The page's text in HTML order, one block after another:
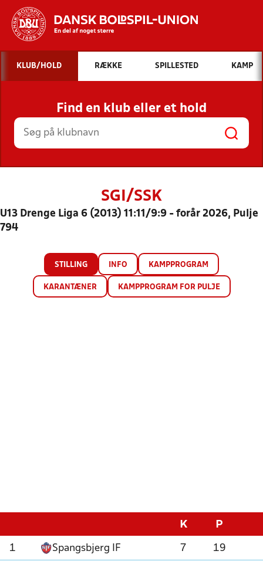
Hvad vil du søge efter?
INDHOLD OG NYHEDER
STILLINGER, RESULTATER, KLUBBER OG
HOLD
KLUB/HOLD RÆKKE SPILLESTED KAMP
Find en klub eller et hold
SGI/SSK
U13 Drenge Liga 6 (2013) 11:11/9:9 - forår 2026, Pulje
794
STILLING INFO KAMPPROGRAM
KARANTÆNER KAMPPROGRAM FOR PULJE
K P
1 Spangsbjerg IF 7 19